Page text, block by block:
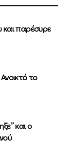
και παρέσυρε
το
και ο